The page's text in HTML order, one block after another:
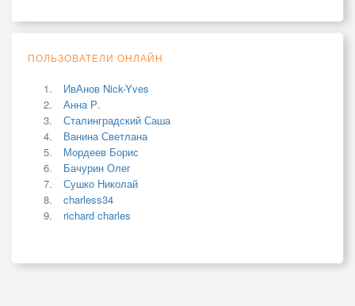
ПОЛЬЗОВАТЕЛИ ОНЛАЙН
ИвАнов Nick-Yves
Анна Р.
Сталинградский Саша
Ванина Светлана
Мордеев Борис
Бачурин Олег
Сушко Николай
charless34
richard charles